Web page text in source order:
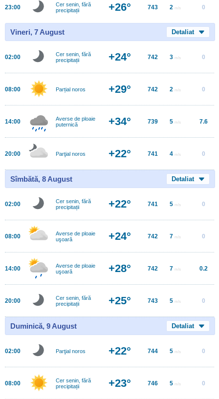
23:00
Cer senin, fără
precipitații
+26° 743 2 m/s 0
Vineri, 7 August Detaliat
02:00
Cer senin, fără
precipitații
+24° 742 3 m/s 0
08:00 Parțial noros +29° 742 2 m/s 0
14:00
Averse de ploaie
puternică
+34° 739 5 m/s 7.6
20:00 Parţial noros +22° 741 4 m/s 0
Sîmbătă, 8 August Detaliat
02:00
Cer senin, fără
precipitații
+22° 741 5 m/s 0
08:00
Averse de ploaie
uşoară
+24° 742 7 m/s 0
14:00
Averse de ploaie
uşoară
+28° 742 7 m/s 0.2
20:00
Cer senin, fără
precipitații
+25° 743 5 m/s 0
Duminică, 9 August Detaliat
02:00 Parţial noros +22° 744 5 m/s 0
08:00
Cer senin, fără
precipitații
+23° 746 5 m/s 0